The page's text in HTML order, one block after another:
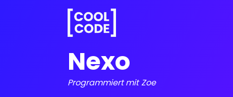
Nexo
Programmiert mit Zoe